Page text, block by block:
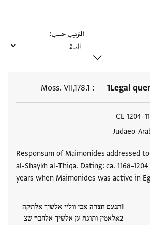
الترتيب حسب
1Legal
Moss. VII,178.1
Judaeo-
Responsum of Maimonides addressed
al-Shaykh al-Thiqa. Dating: ca.
years when Maimonides was active in
תנעם חצרה אכי ווליי אלשיך אלתקה
אלאמין ותוגה ען אלשיך אלחבר שצ